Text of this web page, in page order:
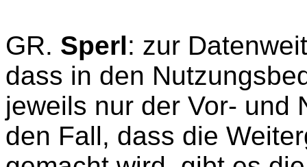
GR. Sperl: zur
dass in den
jeweils nur der Vor- und
den Fall, dass die